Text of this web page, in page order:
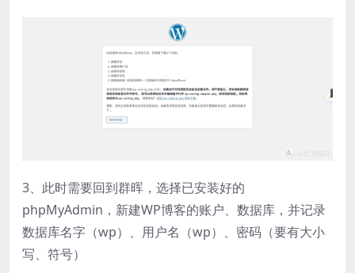
3、此时需要回到群晖，选择已安装好的
phpMyAdmin，新建WP博客的账户、数据库，并记录
数据库名字（wp）、用户名（wp）、密码（要有大小
写、符号）